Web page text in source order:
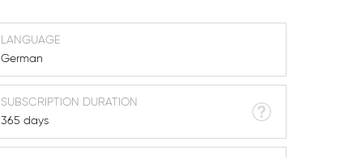
LANGUAGE
German
SUBSCRIPTION DURATION
365 days